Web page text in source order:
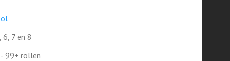
6, 7 en 8
99+ rollen